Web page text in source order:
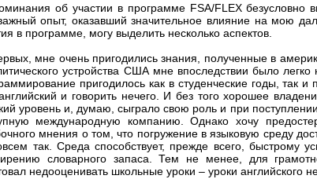
об участии в программе FSA/FLEX безусловно
опыт, оказавший значительное влияние на мою
в программе, могу выделить несколько аспектов.
мне очень пригодились знания, полученные в
устройства США мне впоследствии было легко
пригодилось как в студенческие годы, так и
и говорить нечего. И без того хорошее
уровень и, думаю, сыграло свою роль и при
международную компанию. Однако хочу
мнения о том, что погружение в языковую среду
так. Среда способствует, прежде всего, быстрому
словарного запаса. Тем не менее, для
недооценивать школьные уроки – уроки английского